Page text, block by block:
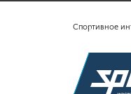
Спортивное